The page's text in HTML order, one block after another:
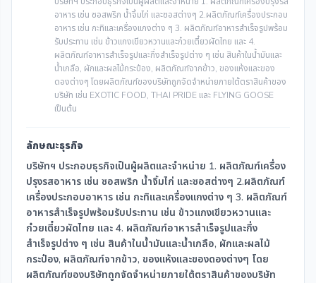
อาหาร เช่น ซอสพริก น้ำจิ้มไก่ และซอสต่างๆ 2.ผลิตภัณฑ์เครื่องประกอบ
อาหาร เช่น กะทิและเครื่องแกงต่าง ๆ 3. ผลิตภัณฑ์อาหารสำเร็จรูปพร้อม
รับประทาน เช่น ข้าวแกงเขียวหวานและก๋วยเตี๋ยวผัดไทย และ 4.
ผลิตภัณฑ์อาหารสำเร็จรูปและกึ่งสำเร็จรูปต่าง ๆ เช่น สินค้าในน้ำมันและ
น้ำเกลือ, ผักและผลไม้กระป๋อง, ผลิตภัณฑ์จากข้าว, ของแห้งและของ
ดองต่างๆ โดยผลิตภัณฑ์ของบริษัทถูกจัดจำหน่ายภายใต้ตราสินค้าของ
บริษัท เช่น EXOTIC FOOD, THAI PRIDE และ FLYING GOOSE
เป็นต้น
ลักษณะธุรกิจ
บริษัทฯ ประกอบธุรกิจเป็นผู้ผลิตและจำหน่าย 1. ผลิตภัณฑ์เครื่อง
ปรุงรสอาหาร เช่น ซอสพริก น้ำจิ้มไก่ และซอสต่างๆ 2.ผลิตภัณฑ์
เครื่องประกอบอาหาร เช่น กะทิและเครื่องแกงต่าง ๆ 3. ผลิตภัณฑ์
อาหารสำเร็จรูปพร้อมรับประทาน เช่น ข้าวแกงเขียวหวานและ
ก๋วยเตี๋ยวผัดไทย และ 4. ผลิตภัณฑ์อาหารสำเร็จรูปและกึ่ง
สำเร็จรูปต่าง ๆ เช่น สินค้าในน้ำมันและน้ำเกลือ, ผักและผลไม้
กระป๋อง, ผลิตภัณฑ์จากข้าว, ของแห้งและของดองต่างๆ โดย
ผลิตภัณฑ์ของบริษัทถูกจัดจำหน่ายภายใต้ตราสินค้าของบริษัท